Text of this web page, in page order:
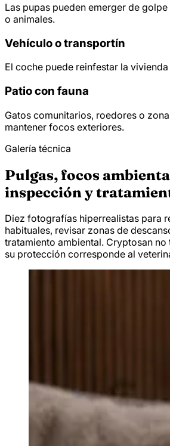
Las pupas pueden emerger de
o animales.
Vehículo o transportín
El coche puede reinfestar la
Patio con fauna
Gatos comunitarios, roedores o
mantener focos exteriores.
Galería técnica
Pulgas, focos
inspección y
Diez fotografías hiperrealistas para
habituales, revisar zonas de
tratamiento ambiental. Cryptosan no
su protección corresponde al